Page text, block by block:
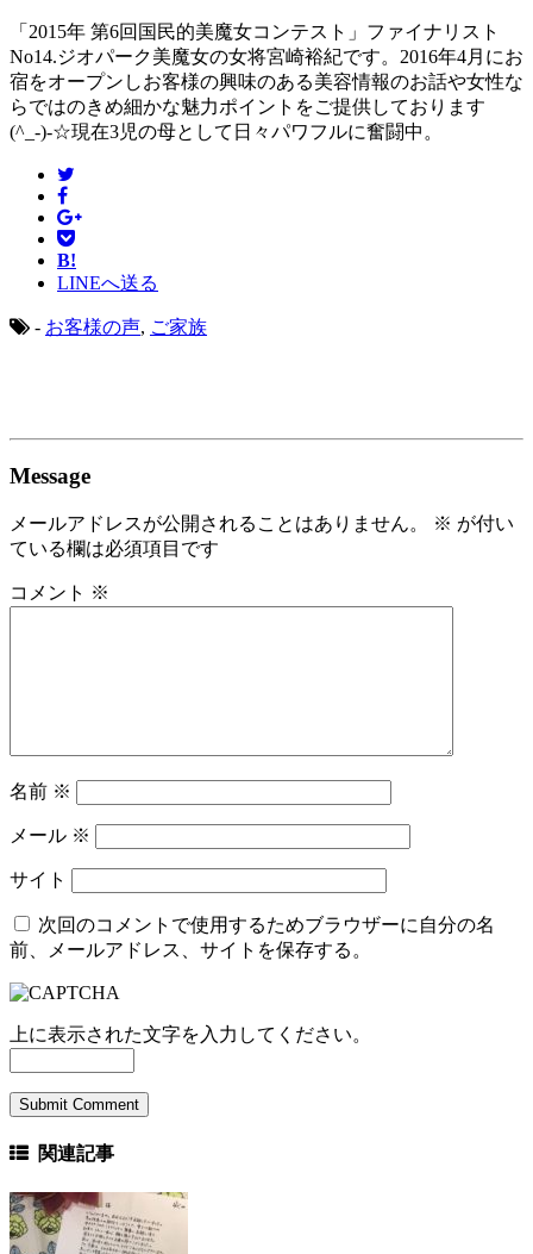
「2015年 第6回国民的美魔女コンテスト」ファイナリスト
No14.ジオパーク美魔女の女将宮崎裕紀です。2016年4月にお
宿をオープンしお客様の興味のある美容情報のお話や女性な
らではのきめ細かな魅力ポイントをご提供しております
(^_-)-☆現在3児の母として日々パワフルに奮闘中。
B!
LINEへ送る
- お客様の声, ご家族
Message
メールアドレスが公開されることはありません。 ※ が付い
ている欄は必須項目です
コメント ※
名前 ※
メール ※
サイト
次回のコメントで使用するためブラウザーに自分の名
前、メールアドレス、サイトを保存する。
上に表示された文字を入力してください。
関連記事